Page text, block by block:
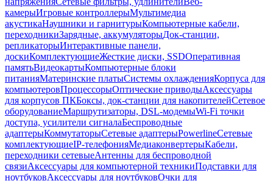
камерыИгровые контроллерыМультимедиа
акустикаНаушники и гарнитурыКомпьютерные кабели,
переходникиЗарядные, аккумуляторыДок-станции,
репликаторыИнтерактивные панели,
доскиКомплектующиеЖесткие диски, SSDОперативная
памятьВидеокартыКомпьютерные блоки
питанияМатеринские платыСистемы охлажденияКорпуса для
компьютеровПроцессорыОптические приводыАксессуары
для корпусов ПКБоксы, док-станции для накопителейСетевое
оборудованиеМаршрутизаторы, DSL-модемыWi-Fi точки
доступа, усилители сигналаБеспроводные
адаптерыКоммутаторыСетевые адаптерыPowerlineСетевые
комплектующиеIP-телефонияМедиаконвертерыКабели,
переходники сетевыеАнтенны для беспроводной
связиАксессуары для компьютерной техникиПодставки для
ноутбуковАксессуары для ноутбуковОчки для